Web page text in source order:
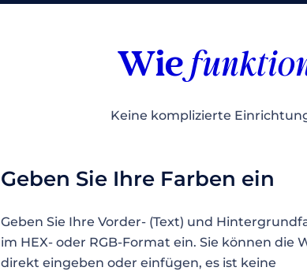
Wie
Keine komplizierte
Geben Sie Ihre Farben ein
Geben Sie Ihre Vorder- (Text) und
im HEX- oder RGB-Format ein. Sie können die
direkt eingeben oder einfügen, es ist keine